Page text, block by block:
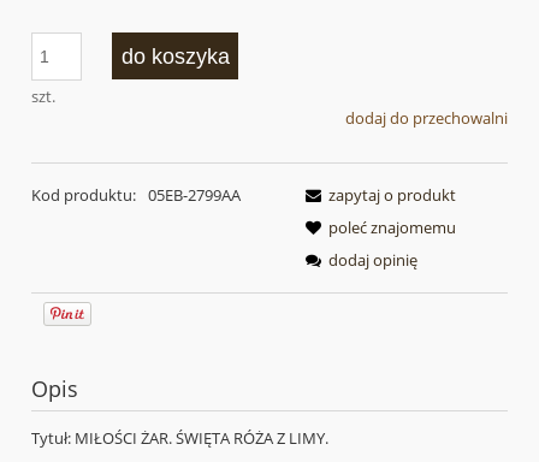
szt.
do koszyka
dodaj do przechowalni
Kod produktu: 05EB-2799AA
zapytaj o produkt
poleć znajomemu
dodaj opinię
Opis
Tytuł: MIŁOŚCI ŻAR. ŚWIĘTA RÓŻA Z LIMY.